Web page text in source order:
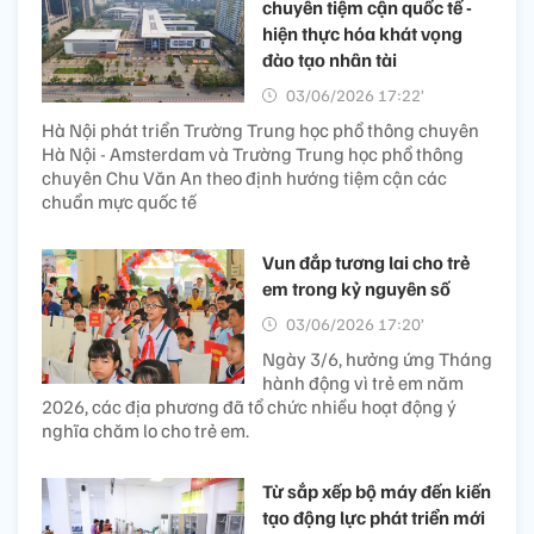
chuyên tiệm cận quốc tế -
hiện thực hóa khát vọng
đào tạo nhân tài
03/06/2026 17:22’
Hà Nội phát triển Trường Trung học phổ thông chuyên
Hà Nội - Amsterdam và Trường Trung học phổ thông
chuyên Chu Văn An theo định hướng tiệm cận các
chuẩn mực quốc tế
Vun đắp tương lai cho trẻ
em trong kỷ nguyên số
03/06/2026 17:20’
Ngày 3/6, hưởng ứng Tháng
hành động vì trẻ em năm
2026, các địa phương đã tổ chức nhiều hoạt động ý
nghĩa chăm lo cho trẻ em.
Từ sắp xếp bộ máy đến kiến
tạo động lực phát triển mới